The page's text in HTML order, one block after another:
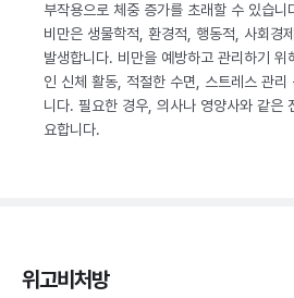
부작용으로 체중 증가를 초래할 수 있습니
비만은 생물학적, 환경적, 행동적, 사회경
발생합니다. 비만을 예방하고 관리하기
인 신체 활동, 적절한 수면, 스트레스 관
니다. 필요한 경우, 의사나 영양사와 같은
요합니다.
위고비처방